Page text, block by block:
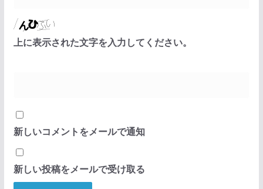
上に表示された文字を入力してください。
新しいコメントをメールで通知
新しい投稿をメールで受け取る